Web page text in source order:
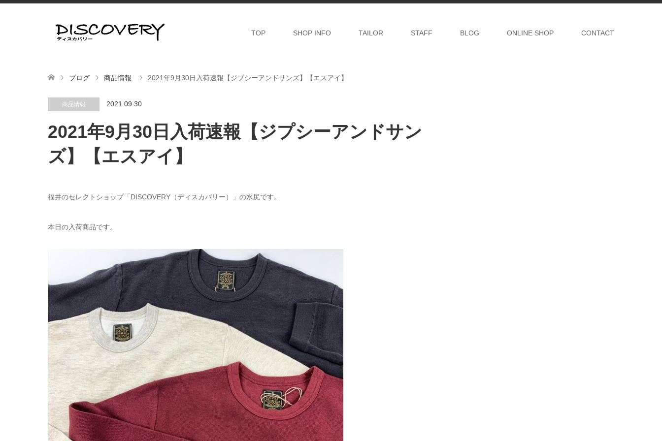
TOP SHOP INFO TAILOR STAFF BLOG ONLINE SHOP CONTACT
ブログ 商品情報 2021年9月30日入荷速報【ジプシーアンドサンズ】【エスアイ】
商品情報 2021.09.30
2021年9月30日入荷速報【ジプシーアンドサン
ズ】【エスアイ】
福井のセレクトショップ「DISCOVERY（ディスカバリー）」の水尻です。
本日の入荷商品です。